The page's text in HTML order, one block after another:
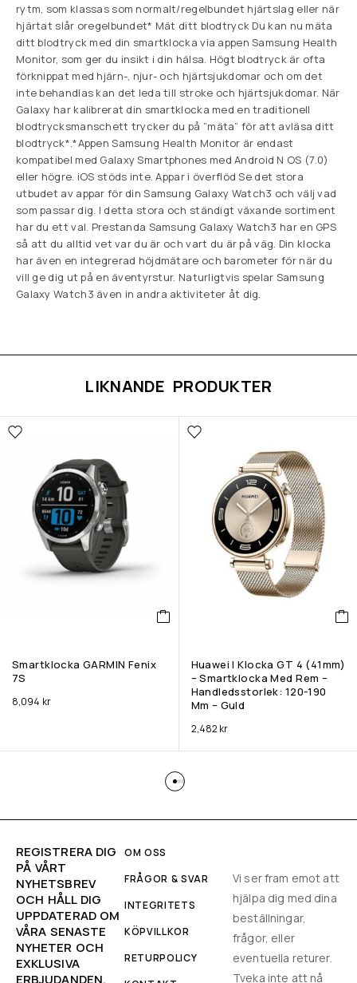
rytm, som klassas som normalt/regelbundet hjärtslag eller när
hjärtat slår oregelbundet* Mät ditt blodtryck Du kan nu mäta
ditt blodtryck med din smartklocka via appen Samsung Health
Monitor, som ger du insikt i din hälsa. Högt blodtryck är ofta
förknippat med hjärn-, njur- och hjärtsjukdomar och om det
inte behandlas kan det leda till stroke och hjärtsjukdomar. När
Galaxy har kalibrerat din smartklocka med en traditionell
blodtrycksmanschett trycker du på ”mäta” för att avläsa ditt
blodtryck*.*Appen Samsung Health Monitor är endast
kompatibel med Galaxy Smartphones med Android N OS (7.0)
eller högre. iOS stöds inte. Appar i överflöd Se det stora
utbudet av appar för din Samsung Galaxy Watch3 och välj vad
som passar dig. I detta stora och ständigt växande sortiment
har du ett val. Prestanda Samsung Galaxy Watch3 har en GPS
så att du alltid vet var du är och vart du är på väg. Din klocka
har även en integrerad höjdmätare och barometer för när du
vill ge dig ut på en äventyrstur. Naturligtvis spelar Samsung
Galaxy Watch3 även in andra aktiviteter åt dig.
LIKNANDE PRODUKTER
Smartklocka GARMIN Fenix
7S
8,094 kr
Huawei | Klocka GT 4 (41mm)
– Smartklocka Med Rem –
Handledsstorlek: 120-190
Mm – Guld
2,482 kr
REGISTRERA DIG
PÅ VÅRT
NYHETSBREV
OCH HÅLL DIG
UPPDATERAD OM
VÅRA SENASTE
NYHETER OCH
EXKLUSIVA
ERBJUDANDEN.
OM OSS
FRÅGOR & SVAR
INTEGRITETS
KÖPVILLKOR
RETURPOLICY
Vi ser fram emot att
hjälpa dig med dina
beställningar,
frågor, eller
eventuella returer.
Tveka inte att nå